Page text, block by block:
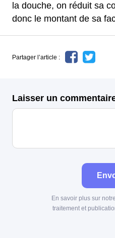
la douche, on réduit sa
donc le montant de sa
Partager l’article :
Laisser un
En savoir plus sur
traitement et